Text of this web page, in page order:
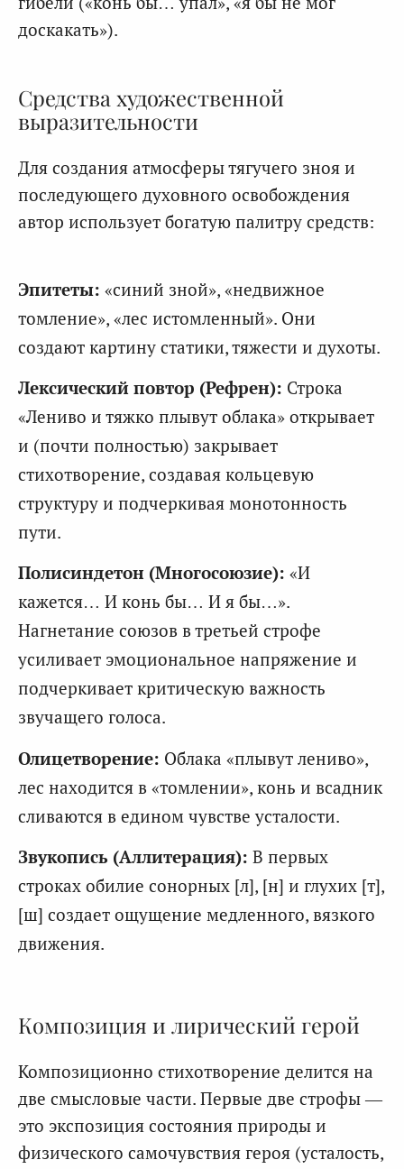
доскакать»).
Средства художественной
выразительности
Для создания атмосферы тягучего зноя и
последующего духовного освобождения
автор использует богатую палитру средств:
Эпитеты: «синий зной», «недвижное
томление», «лес истомленный». Они
создают картину статики, тяжести и духоты.
Лексический повтор (Рефрен): Строка
«Лениво и тяжко плывут облака» открывает
и (почти полностью) закрывает
стихотворение, создавая кольцевую
структуру и подчеркивая монотонность
пути.
Полисиндетон (Многосоюзие): «И
кажется… И конь бы… И я бы…».
Нагнетание союзов в третьей строфе
усиливает эмоциональное напряжение и
подчеркивает критическую важность
звучащего голоса.
Олицетворение: Облака «плывут лениво»,
лес находится в «томлении», конь и всадник
сливаются в едином чувстве усталости.
Звукопись (Аллитерация): В первых
строках обилие сонорных [л], [н] и глухих [т],
[ш] создает ощущение медленного, вязкого
движения.
Композиция и лирический герой
Композиционно стихотворение делится на
две смысловые части. Первые две строфы —
это экспозиция состояния природы и
физического самочувствия героя (усталость,